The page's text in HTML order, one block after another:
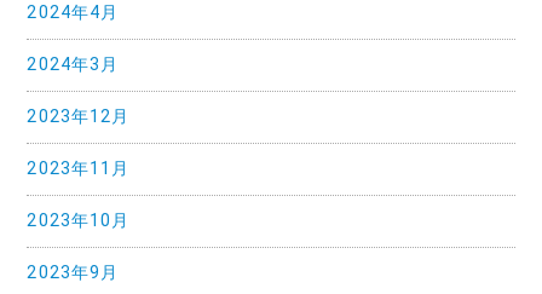
2024年4月
2024年3月
2023年12月
2023年11月
2023年10月
2023年9月